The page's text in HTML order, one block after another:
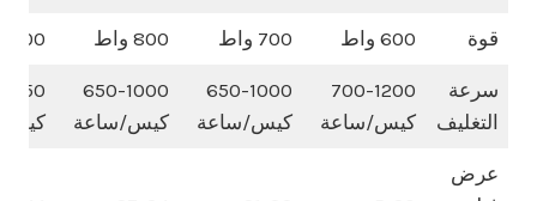
قوة 600 واط 700 واط 800 واط 900 واط
سرعة
التغليف
700-1200
كيس/ساعة
650-1000
كيس/ساعة
650-1000
كيس/ساعة
950
عرض